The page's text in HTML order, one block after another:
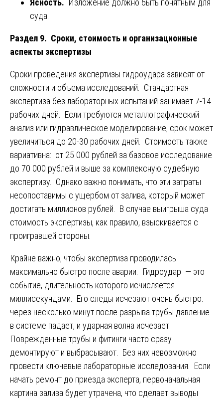
Ясность. Изложение должно быть понятным для
суда.
Раздел 9. Сроки, стоимость и организационные
аспекты экспертизы
Сроки проведения экспертизы гидроудара зависят от
сложности и объема исследований. Стандартная
экспертиза без лабораторных испытаний занимает 7-14
рабочих дней. Если требуются металлографический
анализ или гидравлическое моделирование, срок может
увеличиться до 20-30 рабочих дней. Стоимость также
вариативна: от 25 000 рублей за базовое исследование
до 70 000 рублей и выше за комплексную судебную
экспертизу. Однако важно понимать, что эти затраты
несопоставимы с ущербом от залива, который может
достигать миллионов рублей. В случае выигрыша суда
стоимость экспертизы, как правило, взыскивается с
проигравшей стороны.
Крайне важно, чтобы экспертиза проводилась
максимально быстро после аварии. Гидроудар — это
событие, длительность которого исчисляется
миллисекундами. Его следы исчезают очень быстро:
через несколько минут после разрыва трубы давление
в системе падает, и ударная волна исчезает.
Поврежденные трубы и фитинги часто сразу
демонтируют и выбрасывают. Без них невозможно
провести ключевые лабораторные исследования. Если
начать ремонт до приезда эксперта, первоначальная
картина залива будет утрачена, что сделает выводы